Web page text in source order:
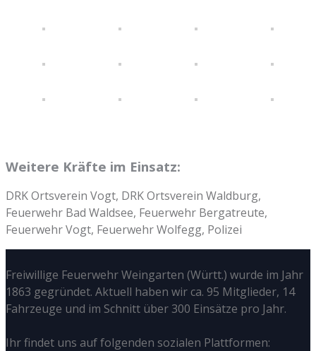
Weitere Kräfte im Einsatz:
DRK Ortsverein Vogt, DRK Ortsverein Waldburg,
Feuerwehr Bad Waldsee, Feuerwehr Bergatreute,
Feuerwehr Vogt, Feuerwehr Wolfegg, Polizei
Freiwillige Feuerwehr Weingarten (Württ.) wurde im Jahr
1863 gegründet. Aktuell haben wir ca. 95 Mitglieder, 14
Fahrzeuge und im Schnitt über 300 Einsätze pro Jahr.
Ihr findet uns auf folgenden sozialen Plattformen: